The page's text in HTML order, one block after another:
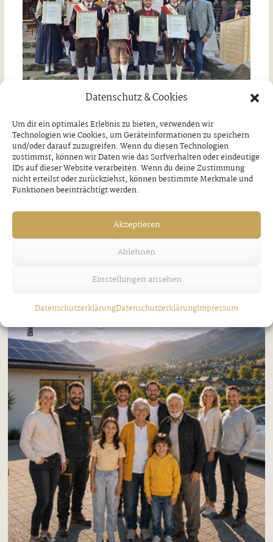
Datenschutz & Cookies
Um dir ein optimales Erlebnis zu bieten, verwenden wir
Technologien wie Cookies, um Geräteinformationen zu speichern
und/oder darauf zuzugreifen. Wenn du diesen Technologien
zustimmst, können wir Daten wie das Surfverhalten oder eindeutige
IDs auf dieser Website verarbeiten. Wenn du deine Zustimmung
nicht erteilst oder zurückziehst, können bestimmte Merkmale und
Funktionen beeinträchtigt werden.
Akzeptieren
Ablehnen
Einstellungen ansehen
DatenschutzerklärungDatenschutzerklärungImpressum
Ausgezeichnete Leistungen der BMK
Strass und Bruck
Donnerstag, 30. Juli 2026